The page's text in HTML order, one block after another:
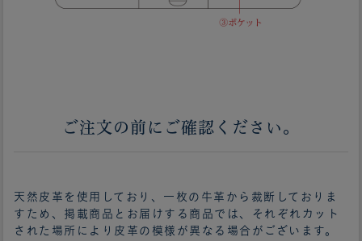
ご注文の前にご確認ください。
天然皮革を使用しており、一枚の牛革から裁断しておりま
すため、掲載商品とお届けする商品では、それぞれカット
された場所により皮革の模様が異なる場合がございます。